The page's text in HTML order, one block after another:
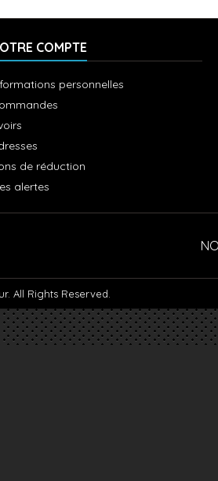
COMPTE
personnelles
de réduction
alertes
All Rights Reserved.